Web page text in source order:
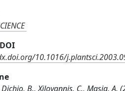
10.1016/
Dichio, B., Xiloyannis, C., Masia,